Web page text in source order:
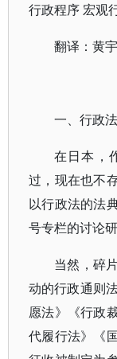
行政程序 宏观
翻译：黄
一、行政
在日本，
过，现在也不
以行政法的法
号专栏的讨论
当然，碎
动的行政通则
愿法》《行政
代履行法》《